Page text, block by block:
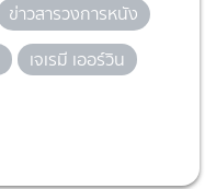
ข่าวสารวงการหนัง
เจเรมี เออร์วิน